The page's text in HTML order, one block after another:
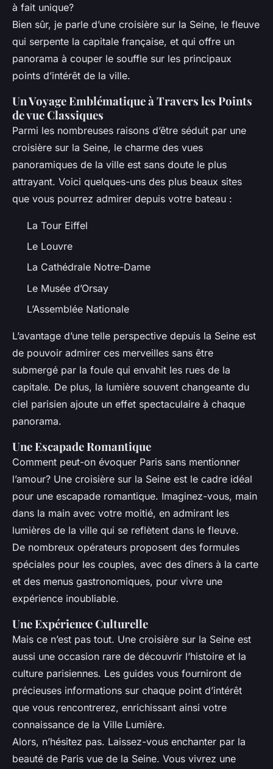
à fait unique?
Bien sûr, je parle d’une croisière sur la Seine, le fleuve
qui serpente la capitale française, et qui offre un
panorama à couper le souffle sur les principaux
points d’intérêt de la ville.
Un Voyage Emblématique à Travers les Points
de vue Classiques
Parmi les nombreuses raisons d’être séduit par une
croisière sur la Seine, le charme des vues
panoramiques de la ville est sans doute le plus
attrayant. Voici quelques-uns des plus beaux sites
que vous pourrez admirer depuis votre bateau :
La Tour Eiffel
Le Louvre
La Cathédrale Notre-Dame
Le Musée d’Orsay
L’Assemblée Nationale
L’avantage d’une telle perspective depuis la Seine est
de pouvoir admirer ces merveilles sans être
submergé par la foule qui envahit les rues de la
capitale. De plus, la lumière souvent changeante du
ciel parisien ajoute un effet spectaculaire à chaque
panorama.
Une Escapade Romantique
Comment peut-on évoquer Paris sans mentionner
l’amour? Une croisière sur la Seine est le cadre idéal
pour une escapade romantique. Imaginez-vous, main
dans la main avec votre moitié, en admirant les
lumières de la ville qui se reflètent dans le fleuve.
De nombreux opérateurs proposent des formules
spéciales pour les couples, avec des dîners à la carte
et des menus gastronomiques, pour vivre une
expérience inoubliable.
Une Expérience Culturelle
Mais ce n’est pas tout. Une croisière sur la Seine est
aussi une occasion rare de découvrir l’histoire et la
culture parisiennes. Les guides vous fourniront de
précieuses informations sur chaque point d’intérêt
que vous rencontrerez, enrichissant ainsi votre
connaissance de la Ville Lumière.
Alors, n’hésitez pas. Laissez-vous enchanter par la
beauté de Paris vue de la Seine. Vous vivrez une